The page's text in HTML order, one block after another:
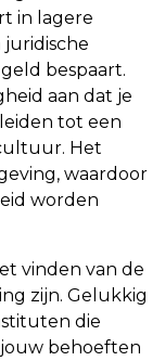
in lagere
juridische
bespaart.
aan dat je
tot een
Het
waardoor
worden
vinden van de
zijn. Gelukkig
die
jouw behoeften